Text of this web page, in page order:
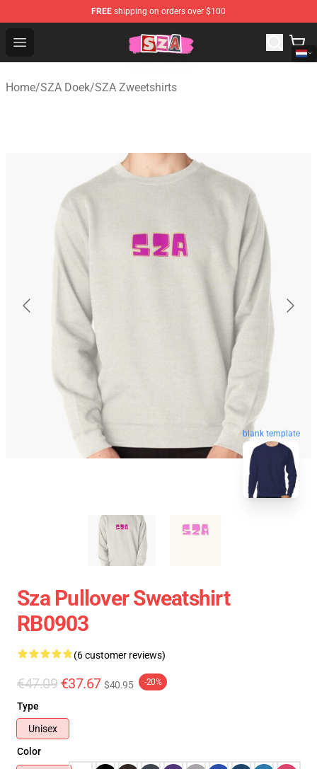
FREE shipping on orders over $100
Open menu
SZA Shop - Official SZA Merchandise Store
Home/SZA Doek/SZA Zweetshirts
blank template
Sza Pullover Sweatshirt
RB0903
(6 customer reviews)
€47.09 €37.67 $40.95 -20%
Type
Unisex
Color